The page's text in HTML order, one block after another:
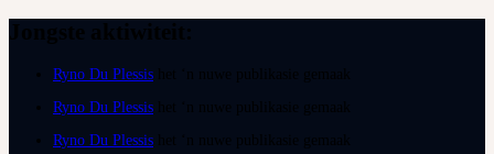
Ryno Du Plessis
Ryno Du Plessis
Ryno Du Plessis